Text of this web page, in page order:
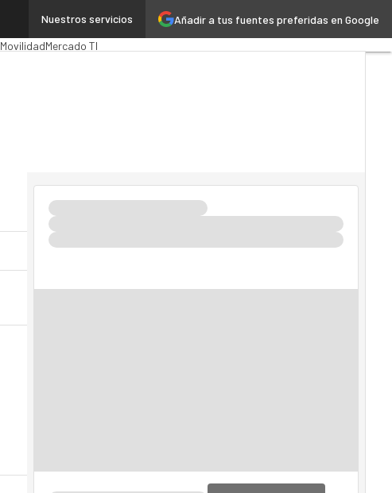
Añadir a tus fuentes preferidas en Google
Nuestros servicios
MarTechCloud
MovilidadMercado TI